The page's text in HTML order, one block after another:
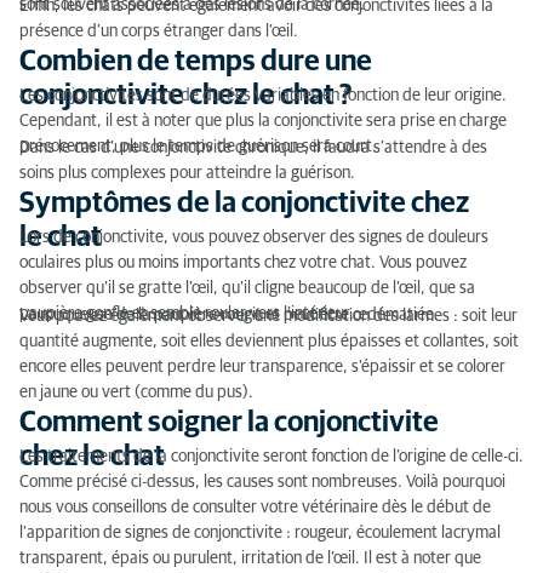
sont souvent associées à des lésions de la cornée.
Enfin, les chats peuvent également avoir des conjonctivites liées à la
présence d’un corps étranger dans l’œil.
Combien de temps dure une
conjonctivite chez le chat ?
Les conjonctivites sont de durées variables en fonction de leur origine.
Cependant, il est à noter que plus la conjonctivite sera prise en charge
précocement, plus le temps de guérison sera court.
Dans le cas d’une conjonctivite chronique, il faudra s’attendre à des
soins plus complexes pour atteindre la guérison.
Symptômes de la conjonctivite chez
le chat
Lors de conjonctivite, vous pouvez observer des signes de douleurs
oculaires plus ou moins importants chez votre chat. Vous pouvez
observer qu’il se gratte l’œil, qu’il cligne beaucoup de l’œil, que sa
paupière gonfle et semble rouler vers l’intérieur.
La muqueuse de la paupière rougit et peut être œdématiée.
Vous pouvez également observer une modification des larmes : soit leur
quantité augmente, soit elles deviennent plus épaisses et collantes, soit
encore elles peuvent perdre leur transparence, s’épaissir et se colorer
en jaune ou vert (comme du pus).
Comment soigner la conjonctivite
chez le chat
Les traitements de la conjonctivite seront fonction de l’origine de celle-ci.
Comme précisé ci-dessus, les causes sont nombreuses. Voilà pourquoi
nous vous conseillons de consulter votre vétérinaire dès le début de
l’apparition de signes de conjonctivite : rougeur, écoulement lacrymal
transparent, épais ou purulent, irritation de l’œil. Il est à noter que